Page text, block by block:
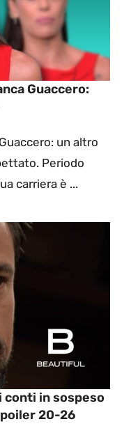
Guaccero:
un altro
Periodo
carriera è ...
conti in sospeso
20-26